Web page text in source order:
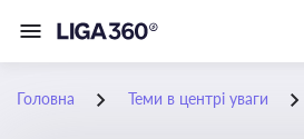
Головна Теми в центрі уваги